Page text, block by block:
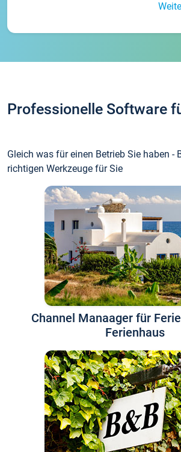
Professionelle Software
Gleich was für einen Betrieb Sie haben -
richtigen Werkzeuge für Sie
Channel Manaager für
Ferienhaus